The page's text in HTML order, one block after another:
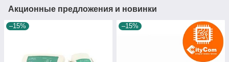
Акционные предложения и новинки
–15% –15%